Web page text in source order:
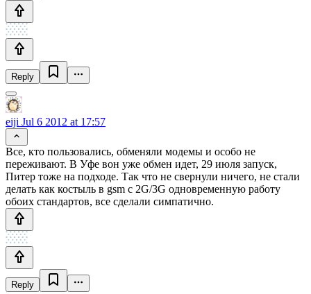
Reply
eiji Jul 6 2012 at 17:57
Все, кто пользовались, обменяли модемы и особо не
переживают. В Уфе вон уже обмен идет, 29 июля запуск,
Питер тоже на подходе. Так что не свернули ничего, не стали
делать как костыль в gsm с 2G/3G одновременную работу
обоих стандартов, все сделали симпатично.
Reply